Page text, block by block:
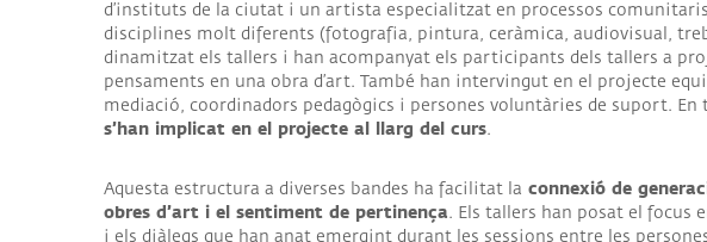
d’instituts de la ciutat i un artista especialitzat en processos
disciplines molt diferents (fotografia, pintura, ceràmica, audiovisual,
dinamitzat els tallers i han acompanyat els participants dels tallers a
pensaments en una obra d’art. També han intervingut en el projecte
mediació, coordinadors pedagògics i persones voluntàries de suport. En
s’han implicat en el projecte al llarg del curs.
Aquesta estructura a diverses bandes ha facilitat la connexió de
obres d’art i el sentiment de pertinença. Els tallers han posat el focus
i els diàlegs que han anat emergint durant les sessions entre les